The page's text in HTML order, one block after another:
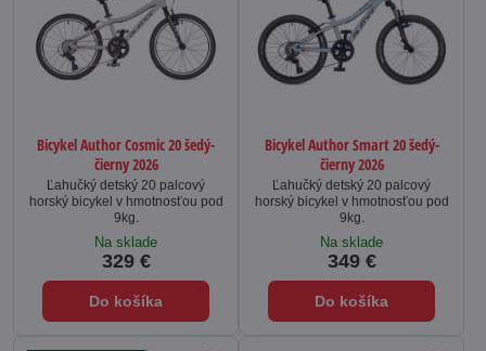
Bicykel Author Cosmic 20 šedý-
čierny 2026
Ľahučký detský 20 palcový
horský bicykel v hmotnosťou pod
9kg.
Na sklade
329 €
Do košíka
Bicykel Author Smart 20 šedý-
čierny 2026
Ľahučký detský 20 palcový
horský bicykel v hmotnosťou pod
9kg.
Na sklade
349 €
Do košíka